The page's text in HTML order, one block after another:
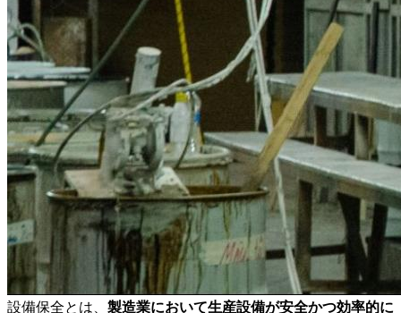
設備保全とは、 製造業において生産設備が安全かつ効率的に